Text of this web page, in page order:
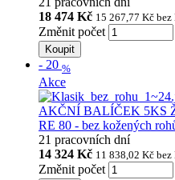
18 474 Kč 15 267,77 Kč bez
Změnit počet
Koupit
- 20 %
Akce
AKČNÍ BALÍČEK 5KS
RE 80 - bez kožených
21 pracovních dní
14 324 Kč 11 838,02 Kč bez
Změnit počet